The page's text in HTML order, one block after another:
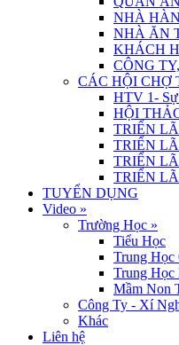
NHÀ
NHÀ ĂN
KHÁCH
CÔNG
CÁC HỘI CHỢ
HTV 1-
HỘI
TRIỂN
TRIỂN
TRIỂN
TRIỂN
TUYỂN DỤNG
Video »
Trường Học »
Tiểu Học
Trung Học
Trung Học
Mầm Non
Công Ty - Xí
Khác
Liên hệ